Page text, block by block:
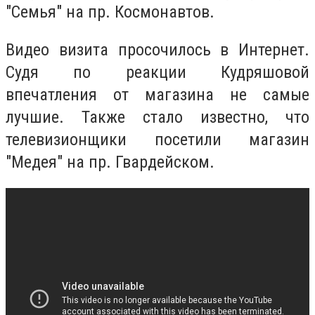
"Семья" на пр. Космонавтов.
Видео визита просочилось в Интернет.
Судя по реакции Кудряшовой
впечатления от магазина не самые
лучшие. Также стало известно, что
телевизионщики посетили магазин
"Медея" на пр. Гвардейском.